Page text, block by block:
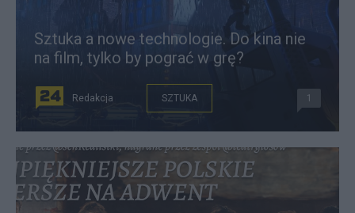
Sztuka a nowe technologie. Do kina nie
na film, tylko by pograć w grę?
Redakcja SZTUKA 1